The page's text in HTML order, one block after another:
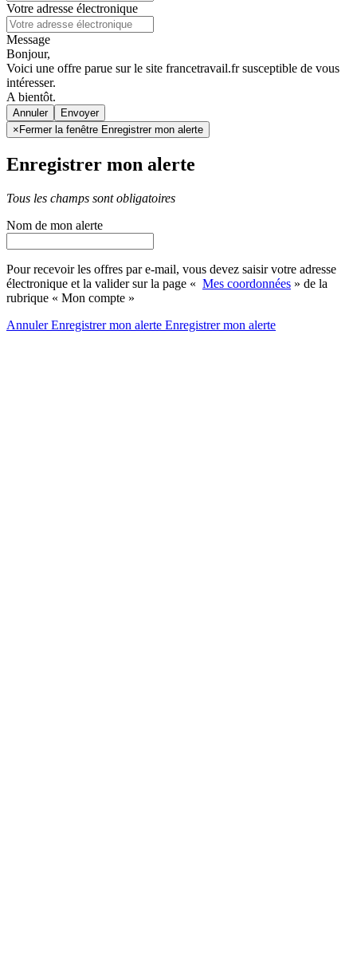
Votre adresse électronique
Message
Bonjour,
Voici une offre parue sur le site francetravail.fr susceptible de vous
intéresser.
A bientôt.
Annuler
× Fermer la fenêtre Enregistrer mon alerte
Enregistrer mon alerte
Tous les champs sont obligatoires
Nom de mon alerte
Pour recevoir les offres par e-mail, vous devez saisir votre adresse
électronique et la valider sur la page « Mes coordonnées » de la
rubrique « Mon compte »
AnnulerEnregistrer mon alerte Enregistrermon alerte